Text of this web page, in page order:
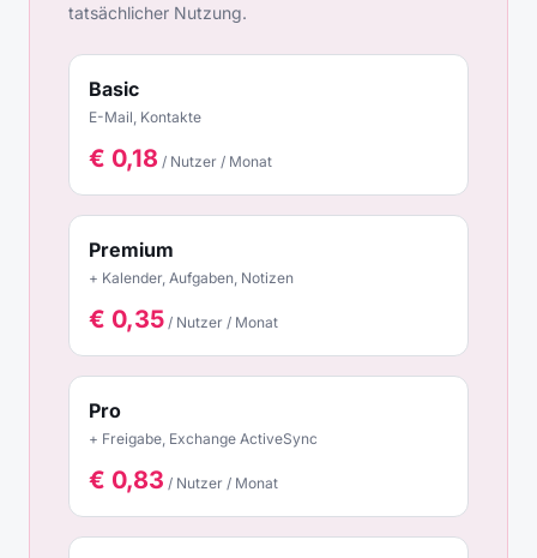
tatsächlicher Nutzung.
Basic
E-Mail, Kontakte
€ 0,18 / Nutzer / Monat
Premium
+ Kalender, Aufgaben, Notizen
€ 0,35 / Nutzer / Monat
Pro
+ Freigabe, Exchange ActiveSync
€ 0,83 / Nutzer / Monat